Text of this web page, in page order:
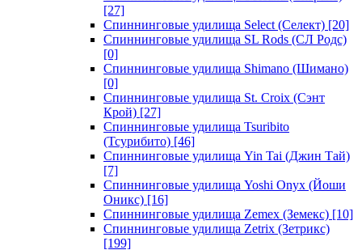
[27]
Спиннинговые удилища Select (Селект) [20]
Спиннинговые удилища SL Rods (СЛ Родс)
[0]
Спиннинговые удилища Shimano (Шимано)
[0]
Спиннинговые удилища St. Croix (Сэнт
Крой) [27]
Спиннинговые удилища Tsuribito
(Тсурибито) [46]
Спиннинговые удилища Yin Tai (Джин Тай)
[7]
Спиннинговые удилища Yoshi Onyx (Йоши
Оникс) [16]
Спиннинговые удилища Zemex (Земекс) [10]
Спиннинговые удилища Zetrix (Зетрикс)
[199]